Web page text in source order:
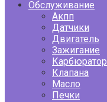
Обслуживание
Акпп
Датчики
Двигатель
Зажигание
Карбюратор
Клапана
Масло
Печки